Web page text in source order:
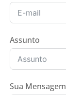
Assunto
Sua Mensagem